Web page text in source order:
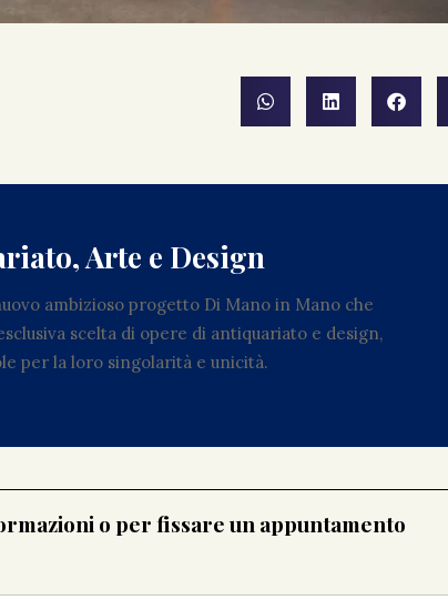
Arte e Design
ambizioso progetto Di Mano in Mano che
scelta di opere di antiquariato e design,
per la loro singolarità e unicità.
o per fissare un appuntamento